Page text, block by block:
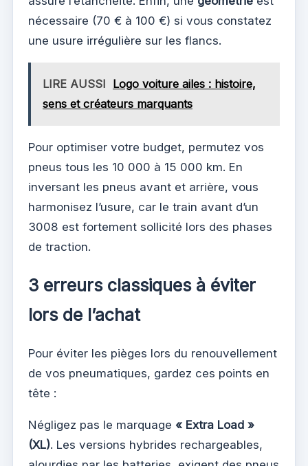
nécessaire (70 € à 100 €) si vous constatez
une usure irrégulière sur les flancs.
LIRE AUSSI Logo voiture ailes : histoire,
sens et créateurs marquants
Pour optimiser votre budget, permutez vos
pneus tous les 10 000 à 15 000 km. En
inversant les pneus avant et arrière, vous
harmonisez l’usure, car le train avant d’un
3008 est fortement sollicité lors des phases
de traction.
3 erreurs classiques à éviter
lors de l’achat
Pour éviter les pièges lors du renouvellement
de vos pneumatiques, gardez ces points en
tête :
Négligez pas le marquage « Extra Load »
(XL). Les versions hybrides rechargeables,